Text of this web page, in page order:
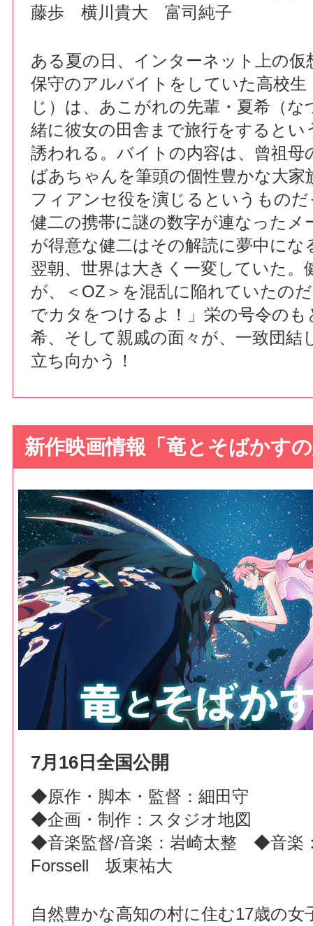
藤歩 横川貴大 富司純子
ある夏の日、インターネット上の仮
保守のアルバイトをしていた高校生
じ）は、あこがれの先輩・夏希（な
緒に彼女の田舎まで旅行をするとい
誘われる。バイトの内容は、曾祖母
ばあちゃんを筆頭の個性豊かな大家
フィアンセ役を演じるというもの
健二の携帯に謎の数字が連なったメ
が得意な健二はその解読に夢中に
翌朝、世界は大きく一変していた。
が、＜OZ＞を混乱に陥れていたの
でカタをつけるよ！」栄の号令のも
希、そして親戚の面々が、一致団結
立ち向かう！
新作映画情報「竜とそばかす
7月16日全国公開
◆原作・脚本・監督：細田守
◆企画・制作：スタジオ地図
◆音楽監督/音楽：岩崎太整 ◆音楽
Forssell 坂東祐大
自然豊かな高知の村に住む17歳の女